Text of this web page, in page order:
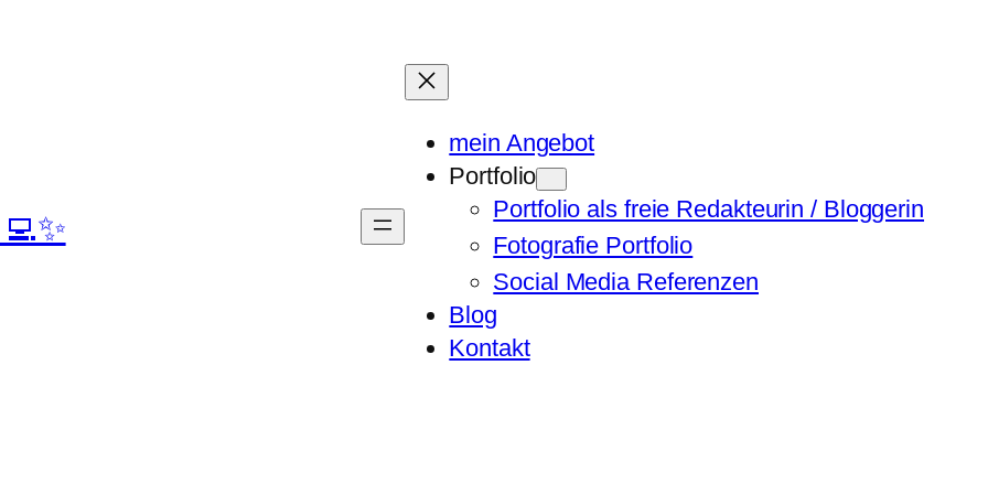
mein Angebot
Portfolio
Portfolio als freie Redakteurin / Bloggerin
Fotografie Portfolio
Social Media Referenzen
Blog
Kontakt